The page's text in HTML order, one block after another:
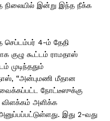
நிலையில் இன்று இந்த நீக்க
செப்டம்பர் 4-ம் தேதி
குழு கூட்டம் ராமதாஸ்
முடிந்ததும்
“அன்புமணி மீதான
நோட்டீஸுக்கு
விளக்கம் அளிக்க
இது 2-வது